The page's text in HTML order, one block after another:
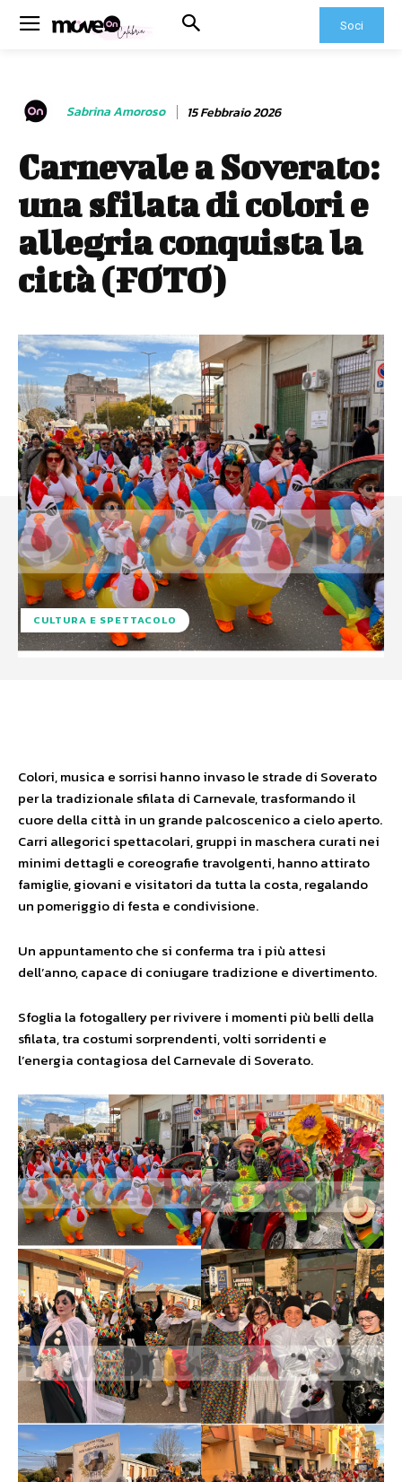
Soci
Sabrina Amoroso 15 Febbraio 2026
Carnevale a Soverato:
una sfilata di colori e
allegria conquista la
città (FOTO)
CULTURA E SPETTACOLO
Colori, musica e sorrisi hanno invaso le strade di Soverato
per la tradizionale sfilata di Carnevale, trasformando il
cuore della città in un grande palcoscenico a cielo aperto.
Carri allegorici spettacolari, gruppi in maschera curati nei
minimi dettagli e coreografie travolgenti, hanno attirato
famiglie, giovani e visitatori da tutta la costa, regalando
un pomeriggio di festa e condivisione.
Un appuntamento che si conferma tra i più attesi
dell’anno, capace di coniugare tradizione e divertimento.
Sfoglia la fotogallery per rivivere i momenti più belli della
sfilata, tra costumi sorprendenti, volti sorridenti e
l’energia contagiosa del Carnevale di Soverato.